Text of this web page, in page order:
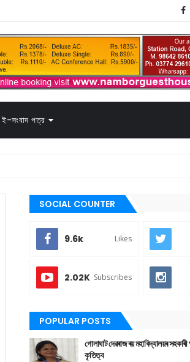
ই-সংবাদ পত্র
SOCIAL COUNTER
9.6k Likes
2.02K Subscribes
POPULAR POSTS
গোলাঘাট দেৱৰাজ ৰয় মহাবিদ্যালয়ৰ
কৃতিত্ব